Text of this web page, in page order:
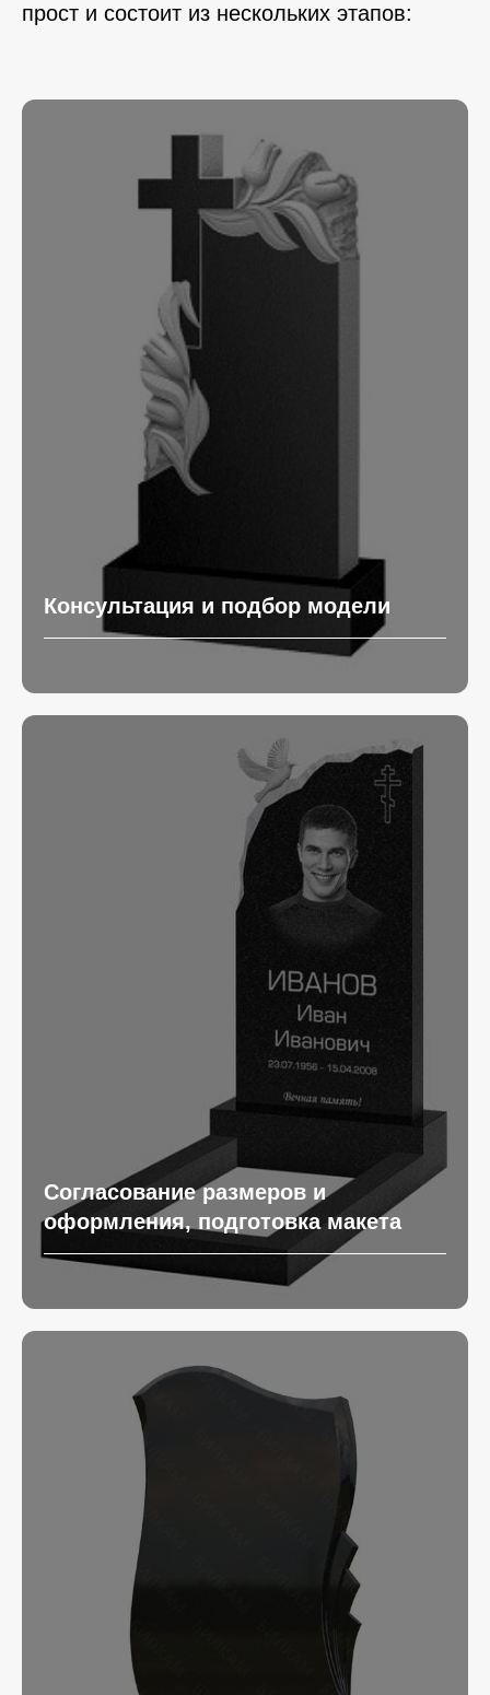
прост и состоит из нескольких этапов:
Консультация и подбор модели
Согласование размеров и
оформления, подготовка макета